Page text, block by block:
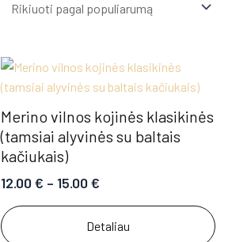
Merino vilnos kojinės klasikinės
(tamsiai alyvinės su baltais
kačiukais)
12.00€ – 15.00€
Detaliau